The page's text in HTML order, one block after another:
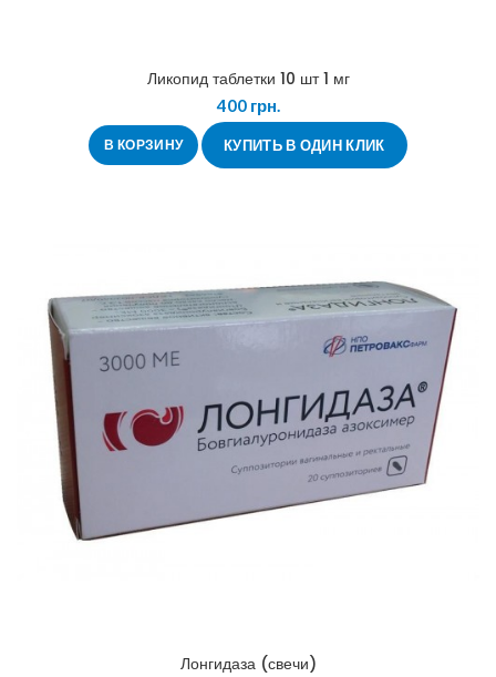
Ликопид таблетки 10 шт 1 мг
400грн.
В КОРЗИНУ КУПИТЬ В ОДИН КЛИК
Лонгидаза (свечи)